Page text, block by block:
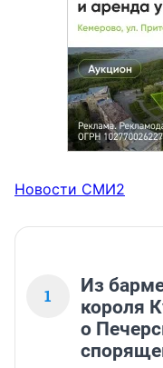
Новости СМИ2
1
Из
короля
о